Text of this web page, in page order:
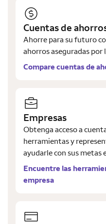
Cuentas de
Ahorre para su futuro
ahorros aseguradas por
Compare cuentas de
Empresas
Obtenga acceso a
herramientas y
ayudarle con sus metas
Encuentre las
empresa